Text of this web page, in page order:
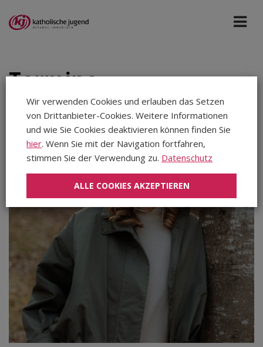
Termine
Alle Portale Apr 2027
Aug 2026
Sep 2026
Okt 2026
Nov 2026
Dez 2026
Jan 2027
Feb 2027
Jun 2027
Jul 2027
Wir verwenden Cookies und erlauben das Setzen
von Drittanbieter-Cookies. Weitere Informationen
und wie Sie Cookies deaktivieren können finden Sie
hier. Wenn Sie mit der Navigation fortfahren,
stimmen Sie der Verwendung zu. Datenschutz
ALLE COOKIES AKZEPTIEREN